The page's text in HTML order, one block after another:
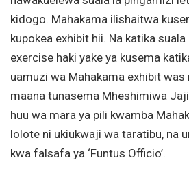
kidogo. Mahakama ilishaitwa
kupokea exhibit hii. Na katika
exercise haki yake ya kusema
uamuzi wa Mahakama exhibit
maana tunasema Mheshimiwa
huu wa mara ya pili kwamba
lolote ni ukiukwaji wa taratibu, na
kwa falsafa ya ‘Funtus Officio’.